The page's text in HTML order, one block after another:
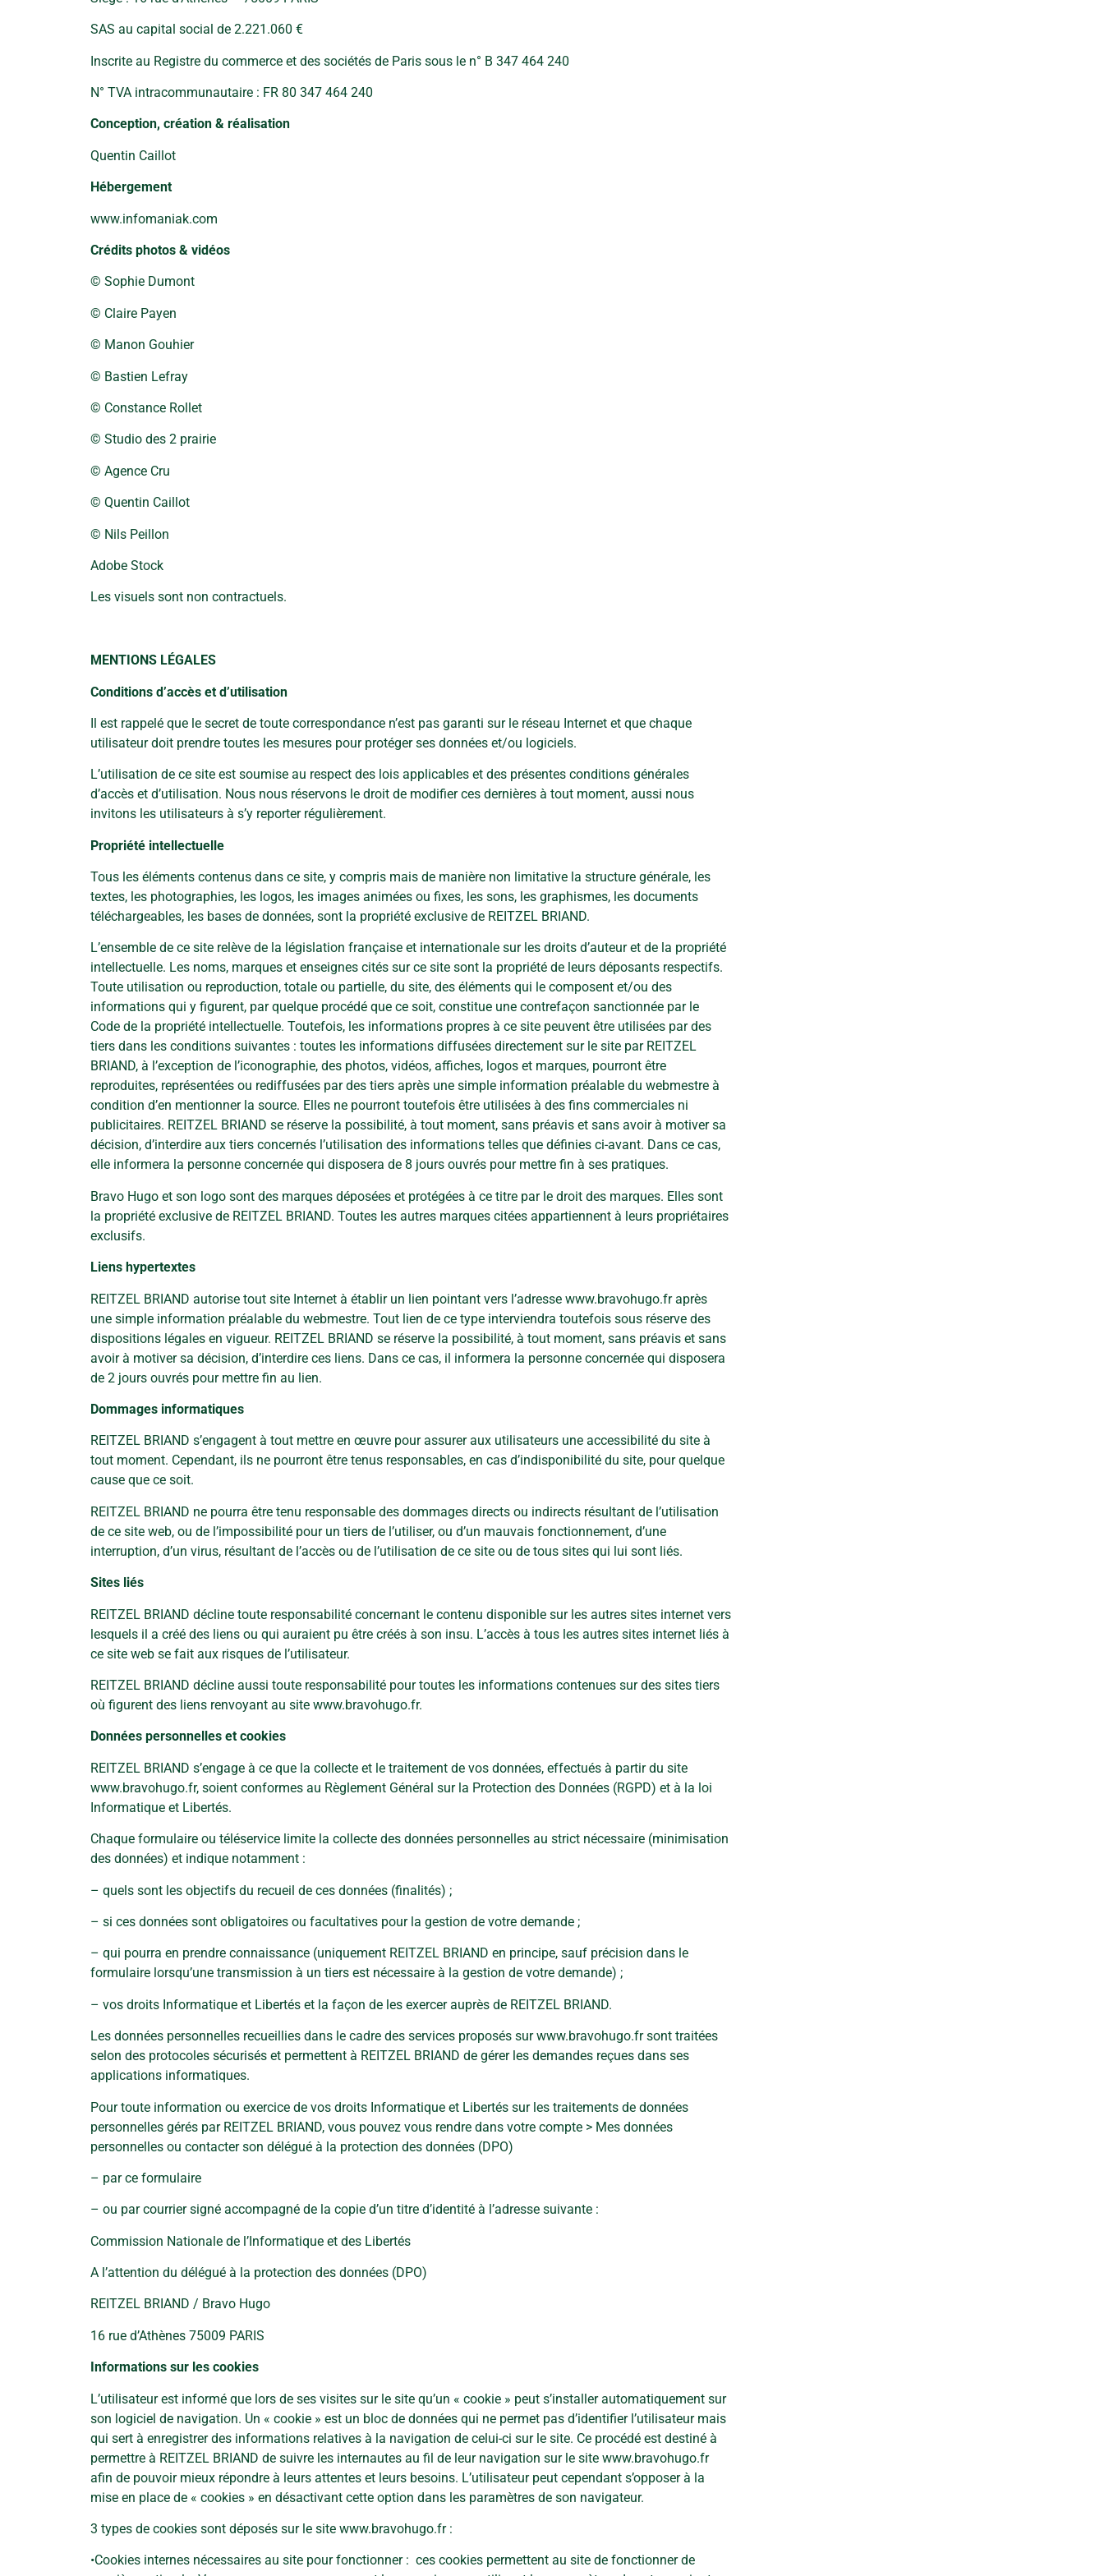
SAS au capital social de 2.221.060 €
Inscrite au Registre du commerce et des sociétés de Paris sous le n° B 347 464 240
N° TVA intracommunautaire : FR 80 347 464 240
Conception, création & réalisation
Quentin Caillot
Hébergement
www.infomaniak.com
Crédits photos & vidéos
© Sophie Dumont
© Claire Payen
© Manon Gouhier
© Bastien Lefray
© Constance Rollet
© Studio des 2 prairie
© Agence Cru
© Quentin Caillot
© Nils Peillon
Adobe Stock
Les visuels sont non contractuels.
MENTIONS LÉGALES
Conditions d’accès et d’utilisation
Il est rappelé que le secret de toute correspondance n’est pas garanti sur le réseau Internet et que chaque
utilisateur doit prendre toutes les mesures pour protéger ses données et/ou logiciels.
L’utilisation de ce site est soumise au respect des lois applicables et des présentes conditions générales
d’accès et d’utilisation. Nous nous réservons le droit de modifier ces dernières à tout moment, aussi nous
invitons les utilisateurs à s’y reporter régulièrement.
Propriété intellectuelle
Tous les éléments contenus dans ce site, y compris mais de manière non limitative la structure générale, les
textes, les photographies, les logos, les images animées ou fixes, les sons, les graphismes, les documents
téléchargeables, les bases de données, sont la propriété exclusive de REITZEL BRIAND.
L’ensemble de ce site relève de la législation française et internationale sur les droits d’auteur et de la propriété
intellectuelle. Les noms, marques et enseignes cités sur ce site sont la propriété de leurs déposants respectifs.
Toute utilisation ou reproduction, totale ou partielle, du site, des éléments qui le composent et/ou des
informations qui y figurent, par quelque procédé que ce soit, constitue une contrefaçon sanctionnée par le
Code de la propriété intellectuelle. Toutefois, les informations propres à ce site peuvent être utilisées par des
tiers dans les conditions suivantes : toutes les informations diffusées directement sur le site par REITZEL
BRIAND, à l’exception de l’iconographie, des photos, vidéos, affiches, logos et marques, pourront être
reproduites, représentées ou rediffusées par des tiers après une simple information préalable du webmestre à
condition d’en mentionner la source. Elles ne pourront toutefois être utilisées à des fins commerciales ni
publicitaires. REITZEL BRIAND se réserve la possibilité, à tout moment, sans préavis et sans avoir à motiver sa
décision, d’interdire aux tiers concernés l’utilisation des informations telles que définies ci-avant. Dans ce cas,
elle informera la personne concernée qui disposera de 8 jours ouvrés pour mettre fin à ses pratiques.
Bravo Hugo et son logo sont des marques déposées et protégées à ce titre par le droit des marques. Elles sont
la propriété exclusive de REITZEL BRIAND. Toutes les autres marques citées appartiennent à leurs propriétaires
exclusifs.
Liens hypertextes
REITZEL BRIAND autorise tout site Internet à établir un lien pointant vers l’adresse www.bravohugo.fr après
une simple information préalable du webmestre. Tout lien de ce type interviendra toutefois sous réserve des
dispositions légales en vigueur. REITZEL BRIAND se réserve la possibilité, à tout moment, sans préavis et sans
avoir à motiver sa décision, d’interdire ces liens. Dans ce cas, il informera la personne concernée qui disposera
de 2 jours ouvrés pour mettre fin au lien.
Dommages informatiques
REITZEL BRIAND s’engagent à tout mettre en œuvre pour assurer aux utilisateurs une accessibilité du site à
tout moment. Cependant, ils ne pourront être tenus responsables, en cas d’indisponibilité du site, pour quelque
cause que ce soit.
REITZEL BRIAND ne pourra être tenu responsable des dommages directs ou indirects résultant de l’utilisation
de ce site web, ou de l’impossibilité pour un tiers de l’utiliser, ou d’un mauvais fonctionnement, d’une
interruption, d’un virus, résultant de l’accès ou de l’utilisation de ce site ou de tous sites qui lui sont liés.
Sites liés
REITZEL BRIAND décline toute responsabilité concernant le contenu disponible sur les autres sites internet vers
lesquels il a créé des liens ou qui auraient pu être créés à son insu. L’accès à tous les autres sites internet liés à
ce site web se fait aux risques de l’utilisateur.
REITZEL BRIAND décline aussi toute responsabilité pour toutes les informations contenues sur des sites tiers
où figurent des liens renvoyant au site www.bravohugo.fr.
Données personnelles et cookies
REITZEL BRIAND s’engage à ce que la collecte et le traitement de vos données, effectués à partir du site
www.bravohugo.fr, soient conformes au Règlement Général sur la Protection des Données (RGPD) et à la loi
Informatique et Libertés.
Chaque formulaire ou téléservice limite la collecte des données personnelles au strict nécessaire (minimisation
des données) et indique notamment :
– quels sont les objectifs du recueil de ces données (finalités) ;
– si ces données sont obligatoires ou facultatives pour la gestion de votre demande ;
– qui pourra en prendre connaissance (uniquement REITZEL BRIAND en principe, sauf précision dans le
formulaire lorsqu’une transmission à un tiers est nécessaire à la gestion de votre demande) ;
– vos droits Informatique et Libertés et la façon de les exercer auprès de REITZEL BRIAND.
Les données personnelles recueillies dans le cadre des services proposés sur www.bravohugo.fr sont traitées
selon des protocoles sécurisés et permettent à REITZEL BRIAND de gérer les demandes reçues dans ses
applications informatiques.
Pour toute information ou exercice de vos droits Informatique et Libertés sur les traitements de données
personnelles gérés par REITZEL BRIAND, vous pouvez vous rendre dans votre compte > Mes données
personnelles ou contacter son délégué à la protection des données (DPO)
– par ce formulaire
– ou par courrier signé accompagné de la copie d’un titre d’identité à l’adresse suivante :
Commission Nationale de l’Informatique et des Libertés
A l’attention du délégué à la protection des données (DPO)
REITZEL BRIAND / Bravo Hugo
16 rue d’Athènes 75009 PARIS
Informations sur les cookies
L’utilisateur est informé que lors de ses visites sur le site qu’un « cookie » peut s’installer automatiquement sur
son logiciel de navigation. Un « cookie » est un bloc de données qui ne permet pas d’identifier l’utilisateur mais
qui sert à enregistrer des informations relatives à la navigation de celui-ci sur le site. Ce procédé est destiné à
permettre à REITZEL BRIAND de suivre les internautes au fil de leur navigation sur le site www.bravohugo.fr
afin de pouvoir mieux répondre à leurs attentes et leurs besoins. L’utilisateur peut cependant s’opposer à la
mise en place de « cookies » en désactivant cette option dans les paramètres de son navigateur.
3 types de cookies sont déposés sur le site www.bravohugo.fr :
•Cookies internes nécessaires au site pour fonctionner : ces cookies permettent au site de fonctionner de